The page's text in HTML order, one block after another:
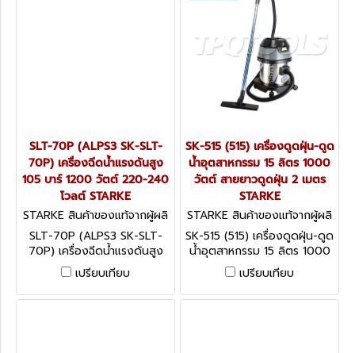
SLT-70P (ALPS3 SK-SLT-
70P) เครื่องฉีดน้ำแรงดันสูง
105 บาร์ 1200 วัตต์ 220-240
โวลต์ STARKE
STARKE สินค้าของแท้จากผู้ผลิ
ต SLT-70P (ALPS3 SK-SLT-
70P)
SLT-70P (ALPS3 SK-SLT-
70P) เครื่องฉีดน้ำแรงดันสูง
105 บาร์ 1200 วัตต์ 220-
240 โวลต์ STARKE
เปรียบเทียบ
SK-515 (515) เครื่องดูดฝุ่น-ดูด
น้ำอุตสาหกรรม 15 ลิตร 1000
วัตต์ สายยาวดูดฝุ่น 2 เมตร
STARKE
STARKE สินค้าของแท้จากผู้ผลิ
ต SK-515 (515)
SK-515 (515) เครื่องดูดฝุ่น-ดูด
น้ำอุตสาหกรรม 15 ลิตร 1000
วัตต์ สายยาวดูดฝุ่น 2 เมตร
STARKE
เปรียบเทียบ